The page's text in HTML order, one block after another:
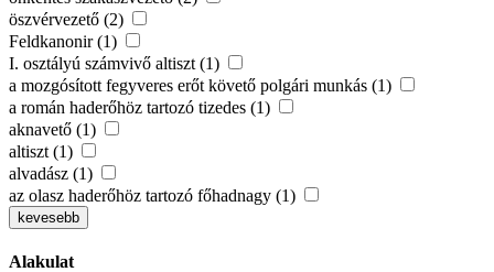
öszvérvezető (2)
Feldkanonir (1)
I. osztályú számvivő altiszt (1)
a mozgósított fegyveres erőt követő polgári munkás (1)
a román haderőhöz tartozó tizedes (1)
aknavető (1)
altiszt (1)
alvadász (1)
az olasz haderőhöz tartozó főhadnagy (1)
kevesebb
Alakulat